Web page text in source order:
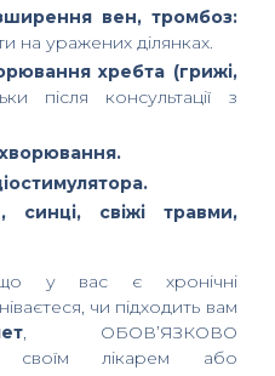
вен, тромбоз:
на уражених ділянках.
хребта (грижі,
після консультації з
синці, свіжі травми,
у вас є хронічні
чи підходить вам
, ОБОВ’ЯЗКОВО
своїм лікарем або